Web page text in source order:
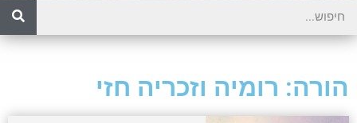
הורה: רומיה וזכריה חזי